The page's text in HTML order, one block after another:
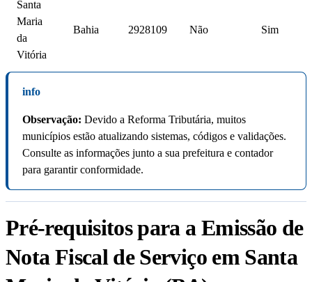
Santa
Maria
da
Vitória
Bahia 2928109 Não Sim
info
Observação: Devido a Reforma Tributária, muitos
municípios estão atualizando sistemas, códigos e validações.
Consulte as informações junto a sua prefeitura e contador
para garantir conformidade.
Pré-requisitos para a Emissão de
Nota Fiscal de Serviço em Santa